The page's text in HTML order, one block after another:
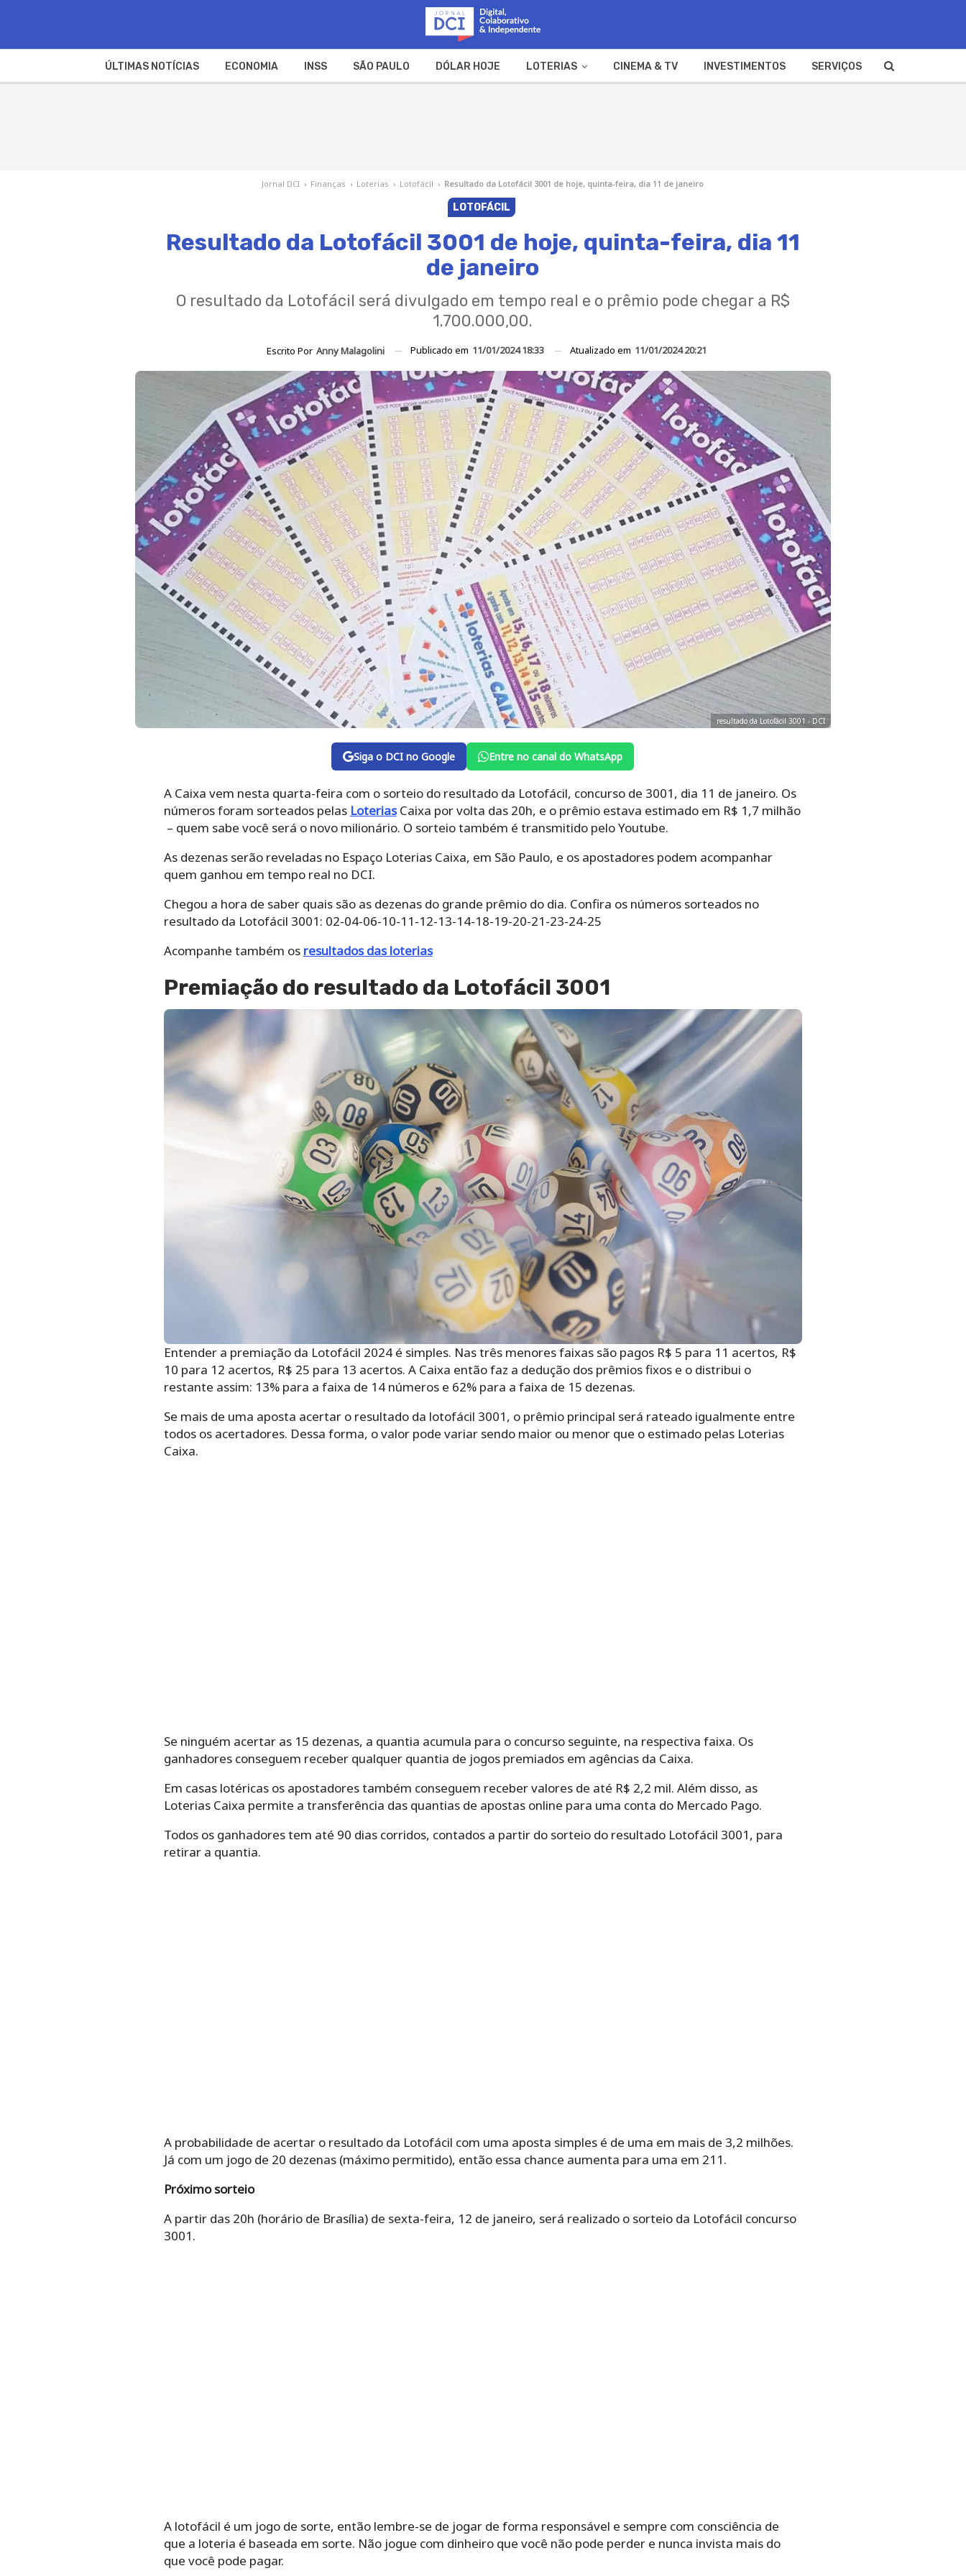
ÚLTIMAS NOTÍCIAS ECONOMIA INSS SÃO PAULO DÓLAR HOJE LOTERIAS CINEMA & TV INVESTIMENTOS SERVIÇOS
Jornal DCI › Finanças › Loterias › Lotofácil › Resultado da Lotofácil 3001 de hoje, quinta-feira, dia 11 de janeiro
LOTOFÁCIL
Resultado da Lotofácil 3001 de hoje, quinta-feira, dia 11
de janeiro
O resultado da Lotofácil será divulgado em tempo real e o prêmio pode chegar a R$
1.700.000,00.
Escrito Por Anny Malagolini Publicado em 11/01/2024 18:33 Atualizado em 11/01/2024 20:21
resultado da Lotofácil 3001 - DCI
Siga o DCI no Google Entre no canal do WhatsApp
A Caixa vem nesta quarta-feira com o sorteio do resultado da Lotofácil, concurso de 3001, dia 11 de janeiro. Os
números foram sorteados pelas LoteriasCaixa por volta das 20h, e o prêmio estava estimado em R$ 1,7 milhão
– quem sabe você será o novo milionário. O sorteio também é transmitido pelo Youtube.
As dezenas serão reveladas no Espaço Loterias Caixa, em São Paulo, e os apostadores podem acompanhar
quem ganhou em tempo real no DCI.
Chegou a hora de saber quais são as dezenas do grande prêmio do dia. Confira os números sorteados no
resultado da Lotofácil 3001: 02-04-06-10-11-12-13-14-18-19-20-21-23-24-25
Acompanhe também os resultados das loterias
Premiação do resultado da Lotofácil 3001
Entender a premiação da Lotofácil 2024 é simples. Nas três menores faixas são pagos R$ 5 para 11 acertos, R$
10 para 12 acertos, R$ 25 para 13 acertos. A Caixa então faz a dedução dos prêmios fixos e o distribui o
restante assim: 13% para a faixa de 14 números e 62% para a faixa de 15 dezenas.
Se mais de uma aposta acertar o resultado da lotofácil 3001, o prêmio principal será rateado igualmente entre
todos os acertadores. Dessa forma, o valor pode variar sendo maior ou menor que o estimado pelas Loterias
Caixa.
Se ninguém acertar as 15 dezenas, a quantia acumula para o concurso seguinte, na respectiva faixa. Os
ganhadores conseguem receber qualquer quantia de jogos premiados em agências da Caixa.
Em casas lotéricas os apostadores também conseguem receber valores de até R$ 2,2 mil. Além disso, as
Loterias Caixa permite a transferência das quantias de apostas online para uma conta do Mercado Pago.
Todos os ganhadores tem até 90 dias corridos, contados a partir do sorteio do resultado Lotofácil 3001, para
retirar a quantia.
A probabilidade de acertar o resultado da Lotofácil com uma aposta simples é de uma em mais de 3,2 milhões.
Já com um jogo de 20 dezenas (máximo permitido), então essa chance aumenta para uma em 211.
Próximo sorteio
A partir das 20h (horário de Brasília) de sexta-feira, 12 de janeiro, será realizado o sorteio da Lotofácil concurso
3001.
A lotofácil é um jogo de sorte, então lembre-se de jogar de forma responsável e sempre com consciência de
que a loteria é baseada em sorte. Não jogue com dinheiro que você não pode perder e nunca invista mais do
que você pode pagar.